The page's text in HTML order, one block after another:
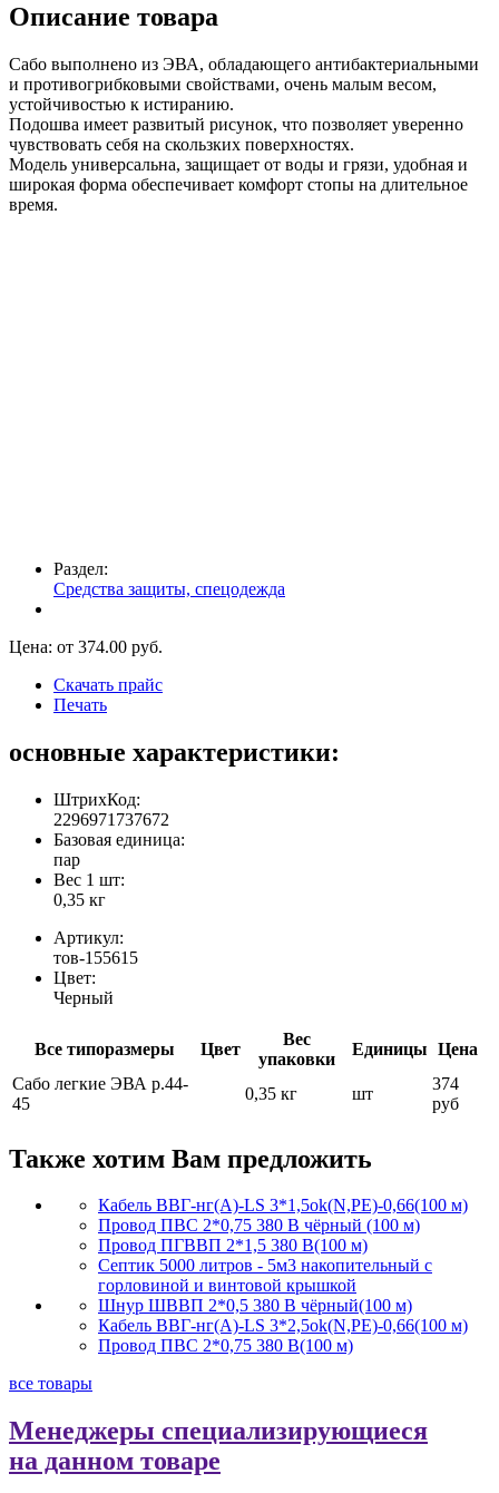
Описание товара
Сабо выполнено из ЭВА, обладающего антибактериальными
и противогрибковыми свойствами, очень малым весом,
устойчивостью к истиранию.
Подошва имеет развитый рисунок, что позволяет уверенно
чувствовать себя на скользких поверхностях.
Модель универсальна, защищает от воды и грязи, удобная и
широкая форма обеспечивает комфорт стопы на длительное
время.
Раздел:
Средства защиты, спецодежда
Цена: от 374.00 руб.
Скачать прайс
Печать
основные характеристики:
ШтрихКод:
2296971737672
Базовая единица:
пар
Вес 1 шт:
0,35 кг
Артикул:
тов-155615
Цвет:
Черный
Все типоразмеры Цвет
Вес
упаковки
Единицы Цена
Сабо легкие ЭВА р.44-
45
0,35 кг шт
374
руб
Также хотим Вам предложить
Кабель ВВГ-нг(А)-LS 3*1,5ok(N,PE)-0,66(100 м)
Провод ПВС 2*0,75 380 В чёрный (100 м)
Провод ПГВВП 2*1,5 380 В(100 м)
Септик 5000 литров - 5м3 накопительный с
горловиной и винтовой крышкой
Шнур ШВВП 2*0,5 380 В чёрный(100 м)
Кабель ВВГ-нг(А)-LS 3*2,5ok(N,PE)-0,66(100 м)
Провод ПВС 2*0,75 380 В(100 м)
все товары
Менеджеры специализирующиеся
на данном товаре